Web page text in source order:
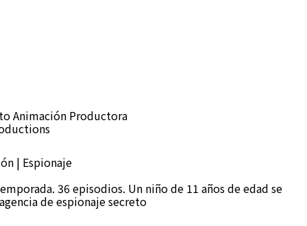
Animación Productora
| Espionaje
36 episodios. Un niño de 11 años de edad se
de espionaje secreto